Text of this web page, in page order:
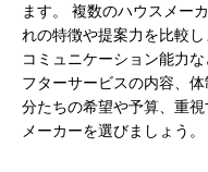
ます。 複数のハウスメー
れの特徴や提案力を比較し
コミュニケーション能力
フターサービスの内容、
分たちの希望や予算、重
メーカーを選びましょう。